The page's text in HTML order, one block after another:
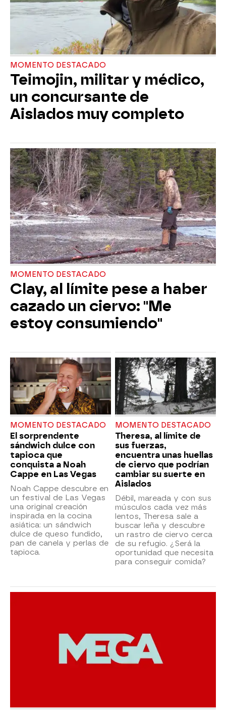
MOMENTO DESTACADO
Teimojin, militar y médico,
un concursante de
Aislados muy completo
MOMENTO DESTACADO
Clay, al límite pese a haber
cazado un ciervo: "Me
estoy consumiendo"
MOMENTO DESTACADO
El sorprendente
sándwich dulce con
tapioca que
conquista a Noah
Cappe en Las Vegas
Noah Cappe descubre en
un festival de Las Vegas
una original creación
inspirada en la cocina
asiática: un sándwich
dulce de queso fundido,
pan de canela y perlas de
tapioca.
MOMENTO DESTACADO
Theresa, al límite de
sus fuerzas,
encuentra unas huellas
de ciervo que podrían
cambiar su suerte en
Aislados
Débil, mareada y con sus
músculos cada vez más
lentos, Theresa sale a
buscar leña y descubre
un rastro de ciervo cerca
de su refugio. ¿Será la
oportunidad que necesita
para conseguir comida?